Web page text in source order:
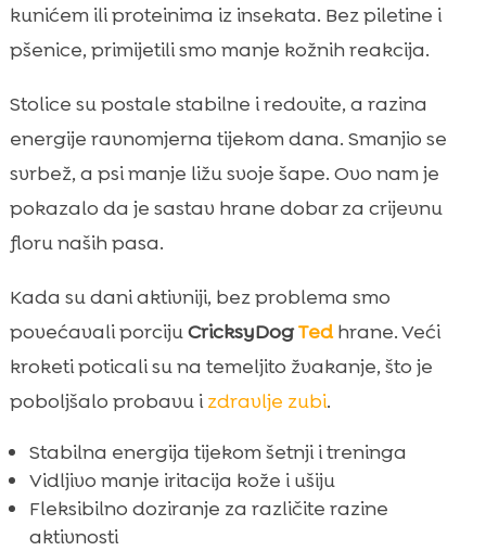
kunićem ili proteinima iz insekata. Bez piletine i
pšenice, primijetili smo manje kožnih reakcija.
Stolice su postale stabilne i redovite, a razina
energije ravnomjerna tijekom dana. Smanjio se
svrbež, a psi manje ližu svoje šape. Ovo nam je
pokazalo da je sastav hrane dobar za crijevnu
floru naših pasa.
Kada su dani aktivniji, bez problema smo
povećavali porcijuCricksyDogTedhrane. Veći
kroketi poticali su na temeljito žvakanje, što je
poboljšalo probavu izdravlje zubi.
Stabilna energija tijekom šetnji i treninga
Vidljivo manje iritacija kože i ušiju
Fleksibilno doziranje za različite razine
aktivnosti